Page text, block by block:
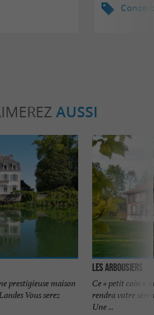
AUSSI
prestigieuse maison
Vous serez
Les Arbousiers
Ce « petit coin »
rendra votre
Une ...